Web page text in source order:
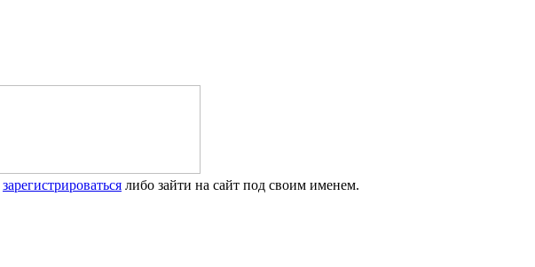
зарегистрироваться либо зайти на сайт под своим именем.